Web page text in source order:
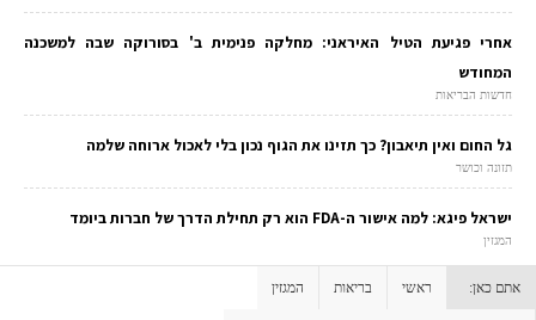
אחרי פגיעת הטיל האיראני: מחלקה פנימית ב' בסורוקה שבה למשכנה
המחודש
חדשות הבריאות
גל החום ואין תיאבון? כך תזינו את הגוף נכון בלי לאכול ארוחה שלמה
תזונה וכושר
ישראל פיגא: למה אישור ה-FDA הוא רק תחילת הדרך של חברות ביומד
המגזין
אתם כאן: ראשי בריאות המגזין